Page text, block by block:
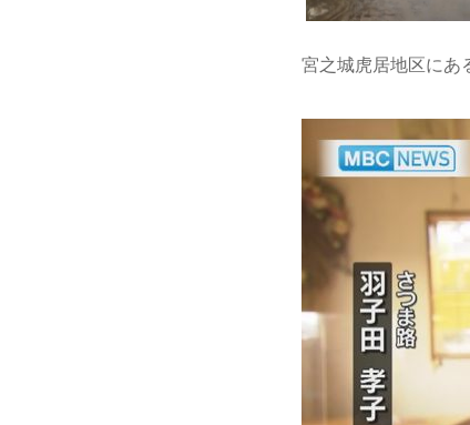
宮之城虎居地区にあ